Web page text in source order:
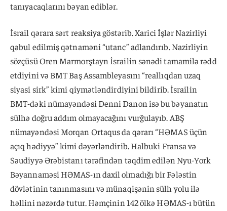
tanıyacaqlarını bəyan ediblər.
İsrail qərara sərt reaksiya göstərib. Xarici İşlər Nazirliyi
qəbul edilmiş qətnaməni “utanc” adlandırıb. Nazirliyin
sözçüsü Oren Marmorştayn İsrailin sənədi tamamilə rədd
etdiyini və BMT Baş Assambleyasını “reallıqdan uzaq
siyasi sirk” kimi qiymətləndirdiyini bildirib. İsrailin
BMT-dəki nümayəndəsi Denni Danon isə bu bəyanatın
sülhə doğru addım olmayacağını vurğulayıb. ABŞ
nümayəndəsi Morqan Ortaqus da qərarı “HƏMAS üçün
açıq hədiyyə” kimi dəyərləndirib. Halbuki Fransa və
Səudiyyə Ərəbistanı tərəfindən təqdim edilən Nyu-York
Bəyannaməsi HƏMAS-ın daxil olmadığı bir Fələstin
dövlətinin tanınmasını və münaqişənin sülh yolu ilə
həllini nəzərdə tutur. Həmçinin 142 ölkə HƏMAS-ı bütün